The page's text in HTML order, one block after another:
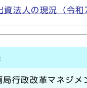
資法人の現況（令
局行政改革マネジメ